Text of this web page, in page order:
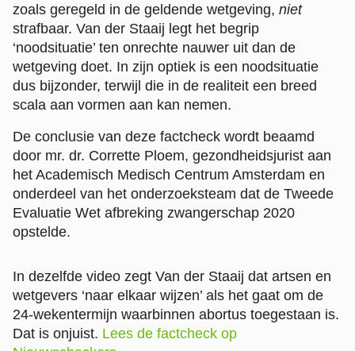
zoals geregeld in de geldende wetgeving, niet
strafbaar. Van der Staaij legt het begrip
‘noodsituatie’ ten onrechte nauwer uit dan de
wetgeving doet. In zijn optiek is een noodsituatie
dus bijzonder, terwijl die in de realiteit een breed
scala aan vormen aan kan nemen.
De conclusie van deze factcheck wordt beaamd
door mr. dr. Corrette Ploem, gezondheidsjurist aan
het Academisch Medisch Centrum Amsterdam en
onderdeel van het onderzoeksteam dat de Tweede
Evaluatie Wet afbreking zwangerschap 2020
opstelde.
In dezelfde video zegt Van der Staaij dat artsen en
wetgevers ‘naar elkaar wijzen’ als het gaat om de
24-wekentermijn waarbinnen abortus toegestaan is.
Dat is onjuist. Lees de factcheck op